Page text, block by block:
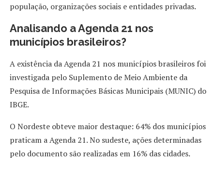
população, organizações sociais e entidades privadas.
Analisando a Agenda 21 nos
municípios brasileiros?
A existência da Agenda 21 nos municípios brasileiros foi
investigada pelo Suplemento de Meio Ambiente da
Pesquisa de Informações Básicas Municipais (MUNIC) do
IBGE.
O Nordeste obteve maior destaque: 64% dos municípios
praticam a Agenda 21. No sudeste, ações determinadas
pelo documento são realizadas em 16% das cidades.